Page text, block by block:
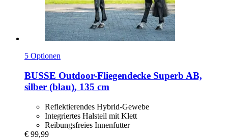
5 Optionen
BUSSE Outdoor-​Fliegendecke Superb AB,
silber (blau), 135 cm
Reflektierendes Hybrid-Gewebe
Integriertes Halsteil mit Klett
Reibungsfreies Innenfutter
€ 99,99